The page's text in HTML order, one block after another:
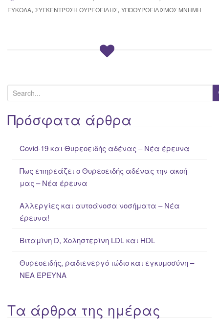
ΕΎΚΟΛΑ, ΣΥΓΚΈΝΤΡΩΣΗ ΘΥΡΕΟΕΙΔΉΣ, ΥΠΟΘΥΡΟΕΙΔΙΣΜΌΣ ΜΝΉΜΗ
e
a
rΠρόσφατα άρθρα
Covid-19 και Θυρεοειδής αδένας – Νέα έρευνα
Πως επηρεάζει ο Θυρεοειδής αδένας την ακοή
μας – Νέα έρευνα
Αλλεργίες και αυτοάνοσα νοσήματα – Νέα
έρευνα!
Βιταμίνη D, Χοληστερίνη LDL και HDL
Θυρεοειδής, ραδιενεργό ιώδιο και εγκυμοσύνη –
ΝΕΑ ΈΡΕΥΝΑ
Τα άρθρα της ημέρας